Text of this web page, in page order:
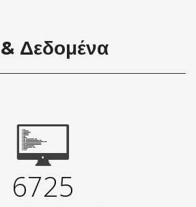
& Δεδομένα
6725